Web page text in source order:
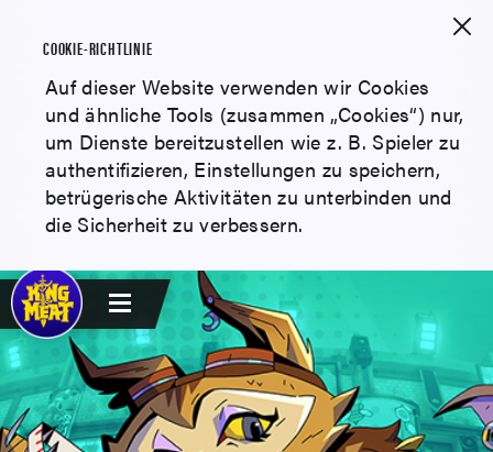
COOKIE-RICHTLINIE
Auf dieser Website verwenden wir Cookies
und ähnliche Tools (zusammen „Cookies“) nur,
um Dienste bereitzustellen wie z. B. Spieler zu
authentifizieren, Einstellungen zu speichern,
betrügerische Aktivitäten zu unterbinden und
die Sicherheit zu verbessern.